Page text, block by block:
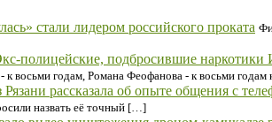
стали лидером российского проката
полицейские, подбросившие наркотики
годам, Романа Феофанова - к восьми
Рязани рассказала об опыте общения с
назвать её точный […]